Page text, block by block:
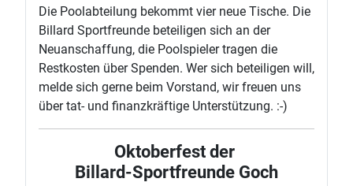
Die Poolabteilung bekommt vier neue Tische. Die
Billard Sportfreunde beteiligen sich an der
Neuanschaffung, die Poolspieler tragen die
Restkosten über Spenden. Wer sich beteiligen will,
melde sich gerne beim Vorstand, wir freuen uns
über tat- und finanzkräftige Unterstützung. :-)
Oktoberfest der
Billard-Sportfreunde Goch